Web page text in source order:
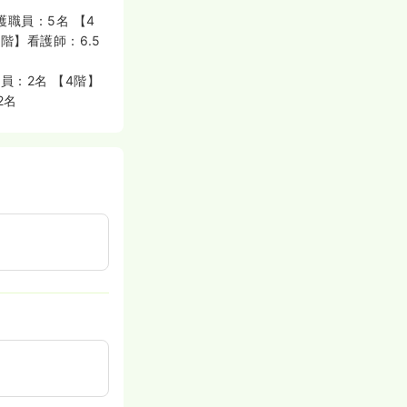
職員：5名 【4
】看護師：6.5
：2名 【4階】